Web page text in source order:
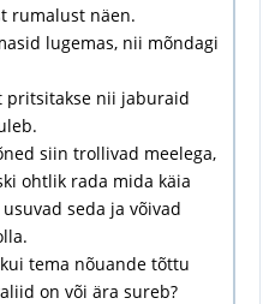
rumalust näen.
lugemas, nii mõndagi
pritsitakse nii jaburaid
siin trollivad meelega,
ohtlik rada mida käia
seda ja võivad
tema nõuande tõttu
on või ära sureb?